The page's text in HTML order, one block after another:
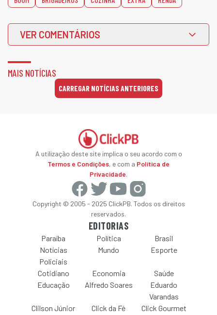
VER COMENTÁRIOS
MAIS NOTÍCIAS
CARREGAR NOTÍCIAS ANTERIORES
A utilização deste site implica o seu acordo com o
Termos e Condições, e com a Política de
Privacidade.
Copyright © 2005 - 2025 ClickPB. Todos os direitos
reservados.
EDITORIAS
Paraíba Política
Brasil
Notícias
Policiais
Mundo Esporte
Cotidiano Economia
Saúde
Educação
Alfredo Soares
Eduardo
Varandas
Clilson Júnior
Click da Fé Click Gourmet